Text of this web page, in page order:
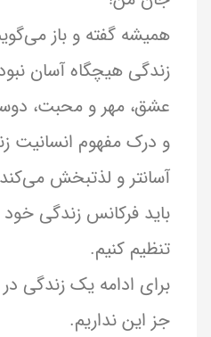
همیشه گفته و باز
زندگی هیچگاه آسان
عشق، مهر و محبت،
و درک مفهوم انسانیت
آسانتر و لذتبخش
باید فرکانس زندگی
تنظیم کنیم.
برای ادامه یک زندگی
جز این نداریم.